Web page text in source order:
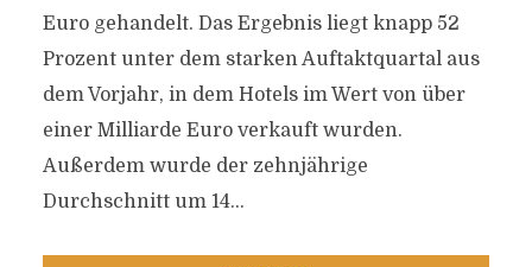
Euro gehandelt. Das Ergebnis liegt knapp 52
Prozent unter dem starken Auftaktquartal aus
dem Vorjahr, in dem Hotels im Wert von über
einer Milliarde Euro verkauft wurden.
Außerdem wurde der zehnjährige
Durchschnitt um 14...